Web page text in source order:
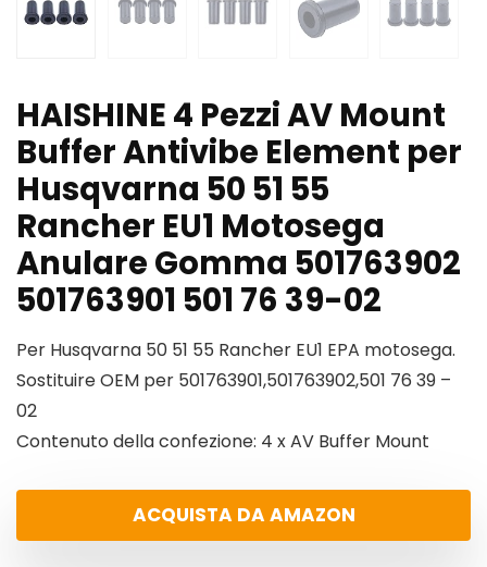
HAISHINE 4 Pezzi AV Mount
Buffer Antivibe Element per
Husqvarna 50 51 55
Rancher EU1 Motosega
Anulare Gomma 501763902
501763901 501 76 39-02
Per Husqvarna 50 51 55 Rancher EU1 EPA motosega.
Sostituire OEM per 501763901,501763902,501 76 39 –
02
Contenuto della confezione: 4 x AV Buffer Mount
ACQUISTA DA AMAZON